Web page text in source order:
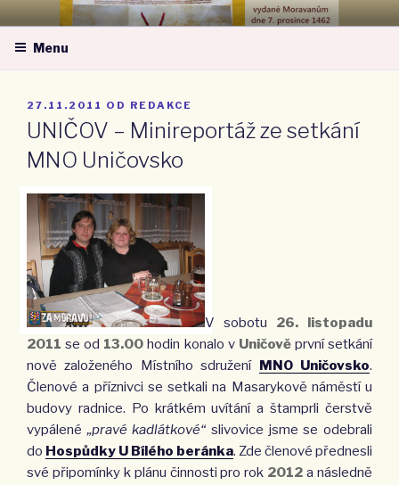
Přejít
k
obsahu
MORAVSKÁ NÁRODNÍ OBEC –
ZA MORAVU
Menu
PUBLIKOVÁNO
27.11.2011 OD REDAKCE
UNIČOV – Minireportáž ze setkání
MNO Uničovsko
V sobotu 26. listopadu
2011 se od 13.00 hodin konalo v Uničověprvní setkání
nově založeného Místního sdružení MNO Uničovsko.
Členové a příznivci se setkali na Masarykově náměstí u
budovy radnice. Po krátkém uvítání a štamprli čerstvě
vypálené„pravé kadlátkové“ slivovice jsme se odebrali
do Hospůdky U Bílého beránka. Zde členové přednesli
své připomínky k plánu činnosti pro rok 2012 a následně